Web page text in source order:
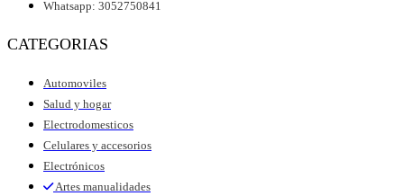
Whatsapp: 3052750841
CATEGORIAS
Automoviles
Salud y hogar
Electrodomesticos
Celulares y accesorios
Electrónicos
Artes manualidades